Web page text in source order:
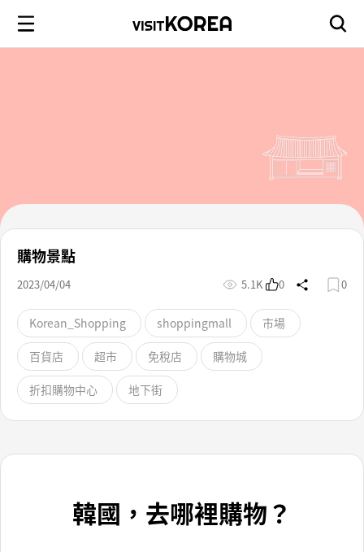
購物景點
2023/04/04 5.1K 0 0
Korean_Shopping shoppingmall 市場
百貨店 超市 免稅店 購物城
折扣購物中心 地下街
韓國，去哪裡購物？